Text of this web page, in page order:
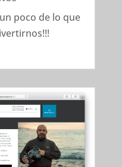
poco de lo que